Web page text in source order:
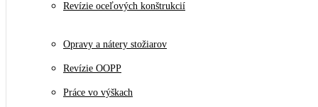
Revízie oceľových konštrukcií
Opravy a nátery stožiarov
Revízie OOPP
Práce vo výškach